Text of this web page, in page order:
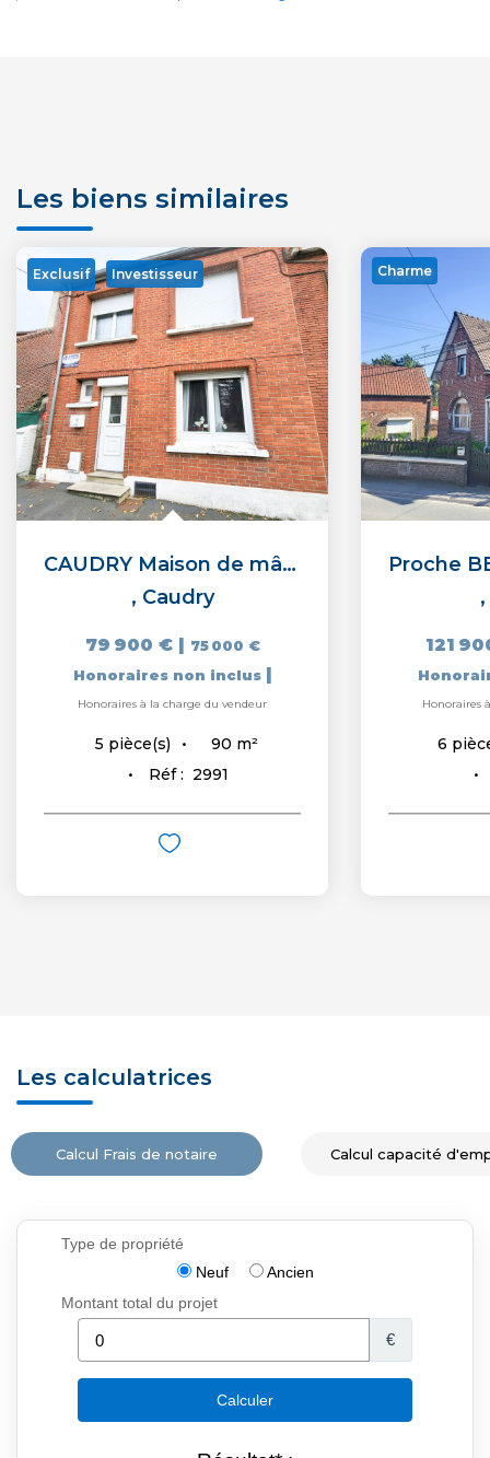
Les biens similaires
Exclusif Investisseur
CAUDRY Maison de mâçon semi-individuelle
, Caudry
79 900 € | 75 000 €
Honoraires non inclus |
Honoraires à la charge du vendeur
5 pièce(s) 90 m²
Réf : 2991
Charme
,
121
Honoraires
6
Les calculatrices
Calcul Frais de notaire Calcul capacité